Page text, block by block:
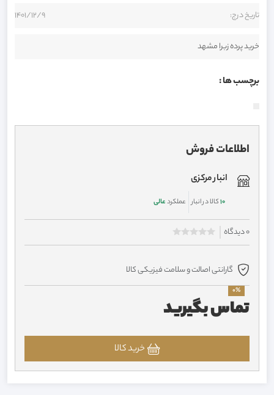
تاریخ درج: 1401/12/9
خرید پرده زبرا مشهد
برچسب ها :
اطلاعات فروش
انبار مرکزی
10کالا در انبار عملکردعالی
0 دیدگاه
گارانتی اصالت و سلامت فیزیکی کالا
0%
تماس بگیرید
خرید کالا